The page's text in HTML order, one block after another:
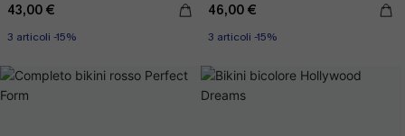
43,00 €
3 articoli -15%
46,00 €
3 articoli -15%